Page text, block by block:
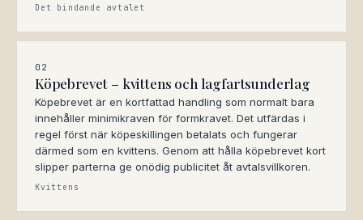
Det bindande avtalet
02
Köpebrevet – kvittens och lagfartsunderlag
Köpebrevet är en kortfattad handling som normalt bara
innehåller minimikraven för formkravet. Det utfärdas i
regel först när köpeskillingen betalats och fungerar
därmed som en kvittens. Genom att hålla köpebrevet kort
slipper parterna ge onödig publicitet åt avtalsvillkoren.
Kvittens